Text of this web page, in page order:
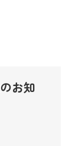
お知